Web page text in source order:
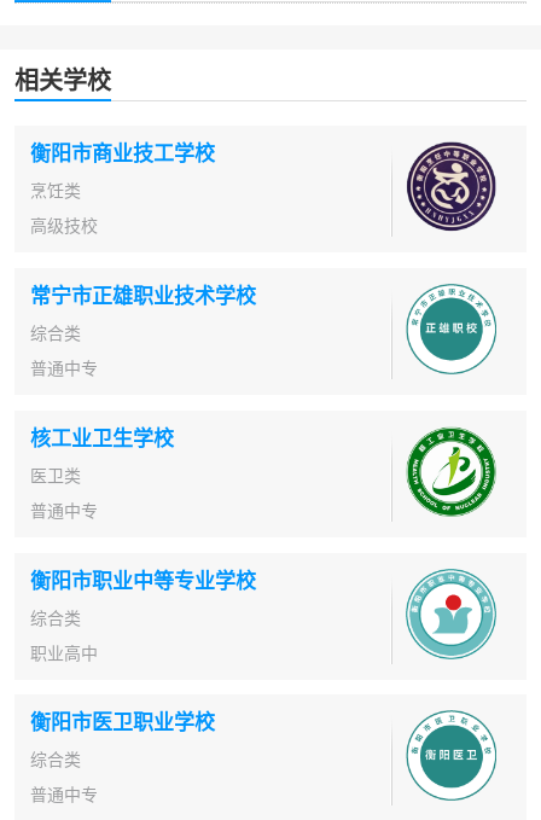
相关学校
衡阳市商业技工学校
烹饪类
高级技校
常宁市正雄职业技术学校
综合类
普通中专
核工业卫生学校
医卫类
普通中专
衡阳市职业中等专业学校
综合类
职业高中
衡阳市医卫职业学校
综合类
普通中专